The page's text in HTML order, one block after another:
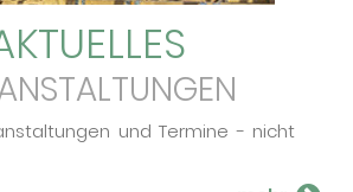
und Ter­mi­ne - nicht